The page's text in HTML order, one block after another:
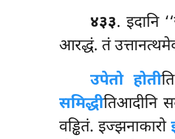
४३३. इदानि
आरद्धं. तं
उपेतो होती
समिद्धीतिआदीनि
वड्ढितं. इज्झनाकारो